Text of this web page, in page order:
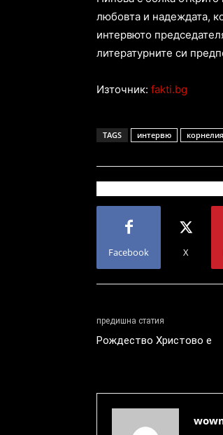
любовта и надеждата,
интервюто
литературните си
Източник: fakti.bg
TAGS интервю
Facebook X
предишна статия
Рождество Христово е